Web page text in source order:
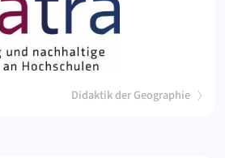
(Didaktik der Geographie)